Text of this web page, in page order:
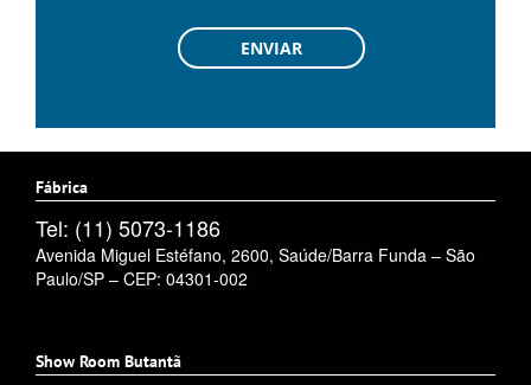
Fábrica
Tel: (11) 5073-1186
Avenida Miguel Estéfano, 2600, Saúde/Barra Funda – São
Paulo/SP – CEP: 04301-002
Show Room Butantã